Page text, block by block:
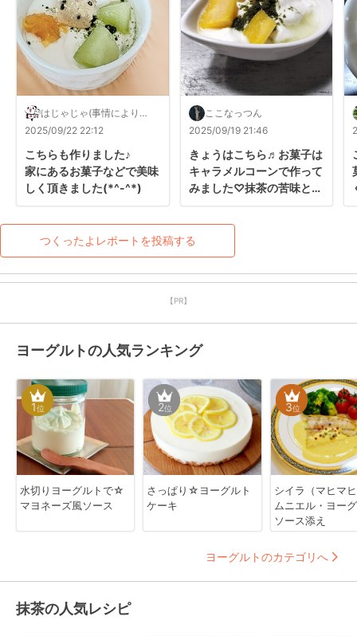
はじゃじゃ(事情により対
応遅くなります)
2025/09/22 22:12
こちらも作りました♪
家にあるお菓子などで美味
しく頂きました(*^-^*)
ここなっつん
2025/09/19 21:46
きょうはこちら♬お菓子は
キャラメルコーンで作って
みました♡抹茶の苦味と相
敵レシピ感謝です✨
つくったよレポートを投稿する
【PR】
ヨーグルトの人気ランキング
1位
水切りヨーグルトで☆
マヨネーズ風ソース
2位
さっぱり☆ヨーグルト
ケーキ
3位
シイラ（マヒマ
ムニエル・ヨー
ソース添え
ヨーグルトのカテゴリへ
抹茶の人気レシピ